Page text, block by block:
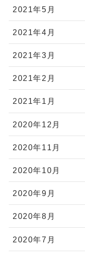
2021年5月
2021年4月
2021年3月
2021年2月
2021年1月
2020年12月
2020年11月
2020年10月
2020年9月
2020年8月
2020年7月